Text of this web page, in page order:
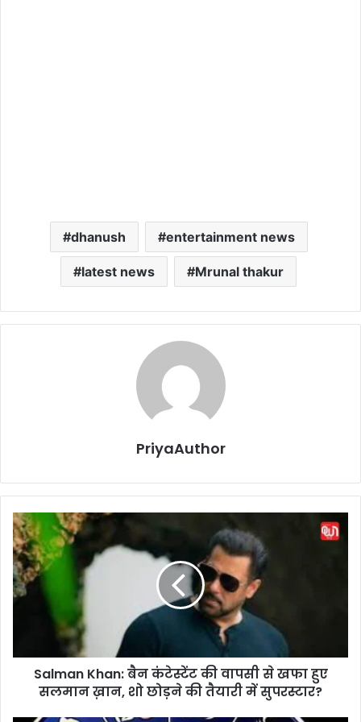
dhanush entertainment news
latest news Mrunal thakur
PriyaAuthor
S
a
l
m
a
n
a
Salman Khan: बैन कंटेस्टेंट की वापसी से खफा हुए
सलमान ख़ान, शो छोड़ने की तैयारी में सुपरस्टार?